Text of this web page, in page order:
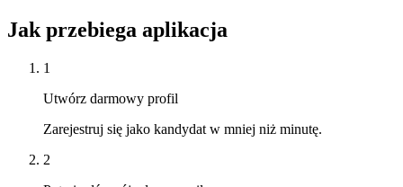
Jak przebiega aplikacja
1
Utwórz darmowy profil
Zarejestruj się jako kandydat w mniej niż minutę.
2